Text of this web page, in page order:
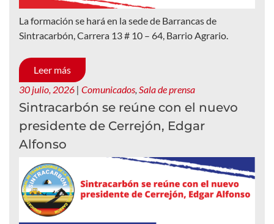
La formación se hará en la sede de Barrancas de
Sintracarbón, Carrera 13 # 10 – 64, Barrio Agrario.
Leer más
30 julio, 2026 | Comunicados Sala de prensa
Sintracarbón se reúne con el nuevo
presidente de Cerrejón, Edgar
Alfonso